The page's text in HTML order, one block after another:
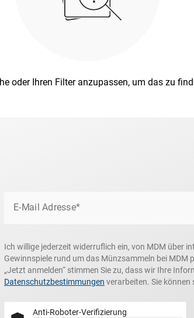
oder Ihren Filter anzupassen, um das zu
E-Mail Adresse*
Ich willige jederzeit widerruflich ein, von MDM über
Gewinnspiele rund um das Münzsammeln bei
„Jetzt anmelden“ stimmen Sie zu, dass wir Ihre
Datenschutzbestimmungen verarbeiten. Sie können
Anti-Roboter-Verifizierung